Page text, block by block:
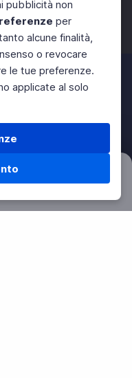
pubblicità non
per
alcune finalità,
o revocare
le tue preferenze.
applicate al solo
Cerca Menu
Azzera
Instagram